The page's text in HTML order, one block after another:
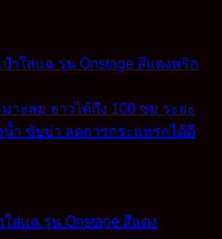
ใส่แฉ รุ่น Onstage สีแดง